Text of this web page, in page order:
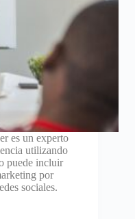
es un experto
utilizando
puede incluir
por
sociales.